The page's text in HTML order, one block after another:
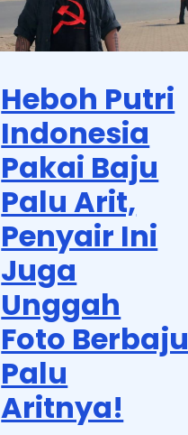
Heboh Putri
Indonesia
Pakai Baju
Palu Arit,
Penyair Ini
Juga
Unggah
Foto Berbaju
Palu
Aritnya!